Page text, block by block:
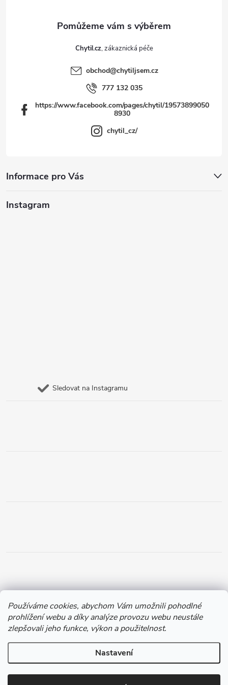
Používáme cookies, abychom Vám umožnili pohodlné
prohlížení webu a díky analýze provozu webu neustále
zlepšovali jeho funkce, výkon a použitelnost.
Nastavení
Chytil.cz
obchod@chytiljsem.cz
777 132 035
https://www.facebook.com/pages/chytil/19573899050
8930
chytil_cz/
Informace pro Vás
Instagram
Sledovat na Instagramu
Copyright 2026Chytil.cz. Všechna práva vyhrazena.